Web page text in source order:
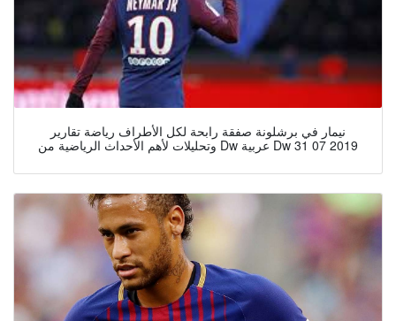
نيمار في برشلونة صفقة رابحة لكل الأطراف رياضة تقارير
وتحليلات لأهم الأحداث الرياضية من Dw عربية Dw 31 07 2019